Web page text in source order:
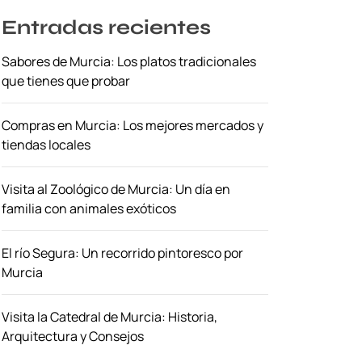
Entradas recientes
Sabores de Murcia: Los platos tradicionales
que tienes que probar
Compras en Murcia: Los mejores mercados y
tiendas locales
Visita al Zoológico de Murcia: Un día en
familia con animales exóticos
El río Segura: Un recorrido pintoresco por
Murcia
Visita la Catedral de Murcia: Historia,
Arquitectura y Consejos